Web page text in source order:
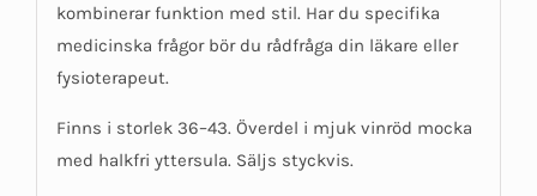
kombinerar funktion med stil. Har du specifika
medicinska frågor bör du rådfråga din läkare eller
fysioterapeut.
Finns i storlek 36–43. Överdel i mjuk vinröd mocka
med halkfri yttersula. Säljs styckvis.